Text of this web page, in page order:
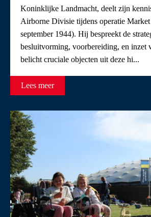
Koninklijke Landmacht, deelt zijn
Airborne Divisie tijdens operatie
september 1944). Hij bespreekt de
besluitvorming, voorbereiding, en inzet
belicht cruciale objecten uit deze hi...
Lees meer